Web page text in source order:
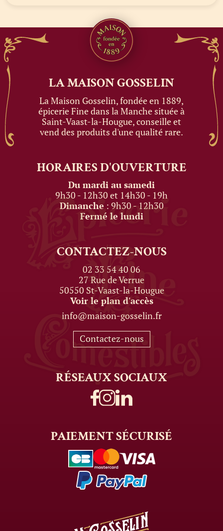
LA MAISONGOSSELIN
La Maison Gosselin, fondée en 1889,
épicerie Fine dans la Manche située à
Saint-Vaast-la-Hougue, conseille et
vend des produits d'une qualité rare.
HORAIRESD'OUVERTURE
Du mardi au samedi
9h30 - 12h30 et 14h30 - 19h
Dimanche : 9h30 - 12h30
Fermé le lundi
CONTACTEZ-NOUS
02 33 54 40 06
27 Rue de Verrue
50550 St-Vaast-la-Hougue
Voir le plan d'accès
info@maison-gosselin.fr
Contactez-nous
RÉSEAUXSOCIAUX
PAIEMENTSÉCURISÉ